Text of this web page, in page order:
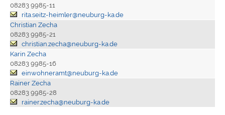
08283 9985-11
rita.seitz-heimler@neuburg-ka.de
Christian Zecha
08283 9985-21
christian.zecha@neuburg-ka.de
Karin Zecha
08283 9985-16
einwohneramt@neuburg-ka.de
Rainer Zecha
08283 9985-28
rainer.zecha@neuburg-ka.de